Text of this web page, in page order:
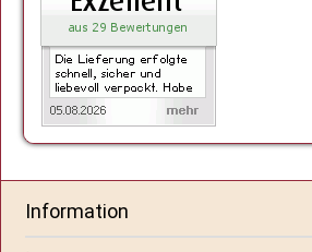
Information